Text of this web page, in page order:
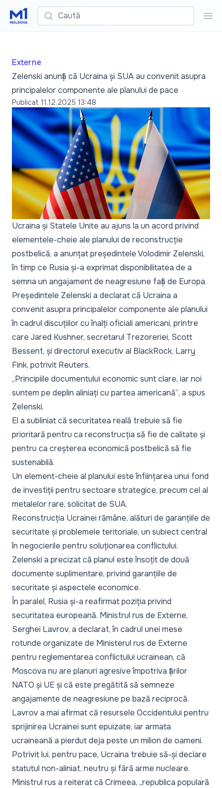
Caută
Externe
Zelenski anunță că Ucraina și SUA au convenit asupra
principalelor componente ale planului de pace
Publicat 11.12.2025 13:48
Ucraina și Statele Unite au ajuns la un acord privind
elementele-cheie ale planului de reconstrucție
postbelică, a anunțat președintele Volodimir Zelenski,
în timp ce Rusia și-a exprimat disponibilitatea de a
semna un angajament de neagresiune față de Europa.
Președintele Zelenski a declarat că Ucraina a
convenit asupra principalelor componente ale planului
în cadrul discuțiilor cu înalți oficiali americani, printre
care Jared Kushner, secretarul Trezoreriei, Scott
Bessent, și directorul executiv al BlackRock, Larry
Fink, potrivit Reuters.
„Principiile documentului economic sunt clare, iar noi
suntem pe deplin aliniați cu partea americană”, a spus
Zelenski.
El a subliniat că securitatea reală trebuie să fie
prioritară pentru ca reconstrucția să fie de calitate și
pentru ca creșterea economică postbelică să fie
sustenabilă.
Un element-cheie al planului este înființarea unui fond
de investiții pentru sectoare strategice, precum cel al
metalelor rare, solicitat de SUA.
Reconstrucția Ucrainei rămâne, alături de garanțiile de
securitate și problemele teritoriale, un subiect central
în negocierile pentru soluționarea conflictului.
Zelenski a precizat că planul este însoțit de două
documente suplimentare, privind garanțiile de
securitate și aspectele economice.
În paralel, Rusia și-a reafirmat poziția privind
securitatea europeană. Ministrul rus de Externe,
Serghei Lavrov, a declarat, în cadrul unei mese
rotunde organizate de Ministerul rus de Externe
pentru reglementarea conflictului ucrainean, că
Moscova nu are planuri agresive împotriva țărilor
NATO și UE și că este pregătită să semneze
angajamente de neagresiune pe bază reciprocă.
Lavrov a mai afirmat că resursele Occidentului pentru
sprijinirea Ucrainei sunt epuizate, iar armata
ucraineană a pierdut deja peste un milion de oameni.
Potrivit lui, pentru pace, Ucraina trebuie să-și declare
statutul non-aliniat, neutru și fără arme nucleare.
Ministrul rus a reiterat că Crimeea, „republica populară